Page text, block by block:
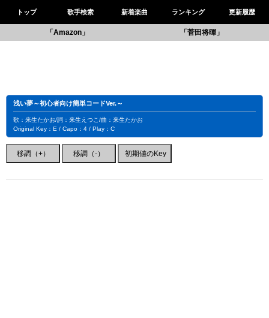
トップ 歌手検索 新着楽曲 ランキング 更新履歴
「Amazon」 「菅田将暉」
浅い夢～初心者向け簡単コードVer.～
歌：来生たかお/詞：来生えつこ/曲：来生たかお
Original Key：E / Capo：4 / Play：C